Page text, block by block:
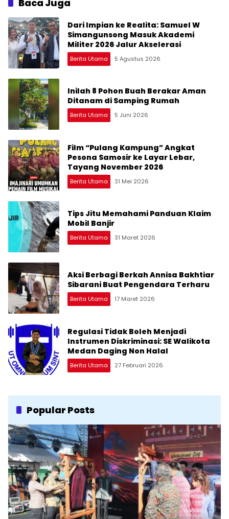
Baca Juga
Dari Impian ke Realita: Samuel W
Simangunsong Masuk Akademi
Militer 2026 Jalur Akselerasi
Berita Utama 5 Agustus 2026
Inilah 8 Pohon Buah Berakar Aman
Ditanam di Samping Rumah
Berita Utama 5 Juni 2026
Film “Pulang Kampung” Angkat
Pesona Samosir ke Layar Lebar,
Tayang November 2026
Berita Utama 31 Mei 2026
Tips Jitu Memahami Panduan Klaim
Mobil Banjir
Berita Utama 31 Maret 2026
Aksi Berbagi Berkah Annisa Bakhtiar
Sibarani Buat Pengendara Terharu
Berita Utama 17 Maret 2026
Regulasi Tidak Boleh Menjadi
Instrumen Diskriminasi: SE Walikota
Medan Daging Non Halal
Berita Utama 27 Februari 2026
Popular Posts